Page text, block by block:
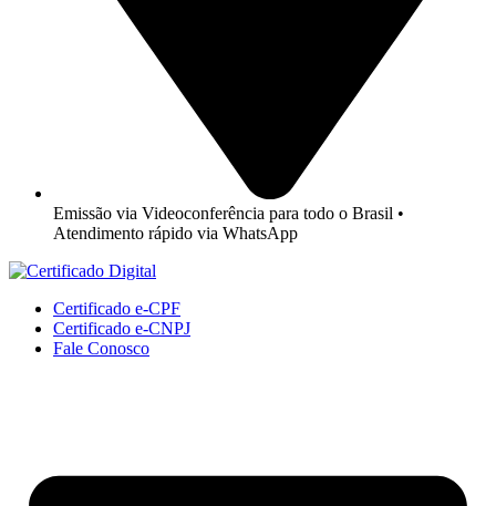
Emissão via Videoconferência para todo o Brasil •
Atendimento rápido via WhatsApp
Certificado e-CPF
Certificado e-CNPJ
Fale Conosco